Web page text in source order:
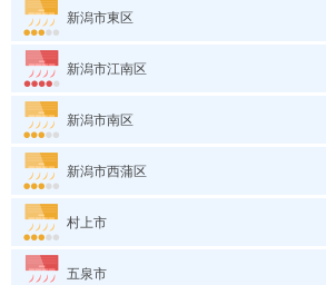
新潟市東区
新潟市江南区
新潟市南区
新潟市西蒲区
村上市
五泉市